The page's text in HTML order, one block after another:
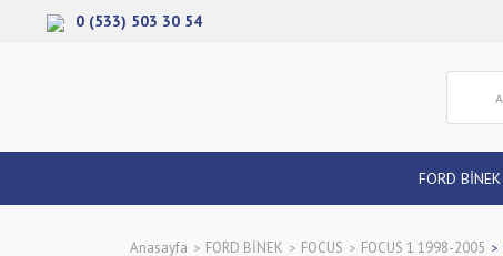
0 (533) 503 30 54
FORD BİNEK
Anasayfa FORD BİNEK FOCUS FOCUS 1 1998-2005